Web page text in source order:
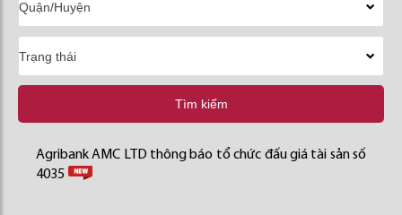
Tìm kiếm
Agribank AMC LTD thông báo tổ chức đấu giá tài sản số
4035